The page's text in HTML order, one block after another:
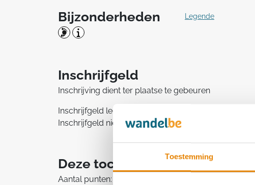
Toestemming
Bijzonderheden Legende
Inschrijfgeld
Inschrijving dient ter plaatse te gebeuren
Inschrijfgeld leden: € 1,50
Inschrijfgeld niet-leden: € 3,00
Deze tocht telt mee in het
Aantal punten: 1